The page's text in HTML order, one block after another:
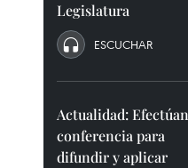
Legislatura
ESCUCHAR
Actualidad: Efectúan
conferencia para
difundir y aplicar